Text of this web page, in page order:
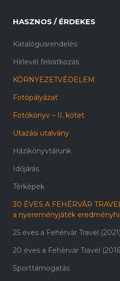
HASZNOS / ÉRDEKES
Katalógusrendelés
Hírlevél feliratkozás
KÖRNYEZETVÉDELEM
Fotópályázat
Fotókönyv – II. kötet
Utazási utalvány
Házikönyvtárunk
Időjárás
Térképek
30 ÉVES A FEHÉRVÁR
a nyereményjáték
25 éves a Fehérvár Travel (2021)
20 éves a Fehérvár Travel
Sporttámogatás